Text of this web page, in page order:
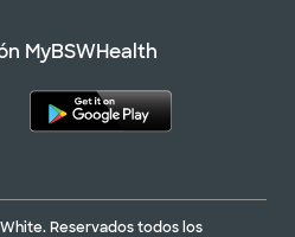
MyBSWHealth
Reservados todos los